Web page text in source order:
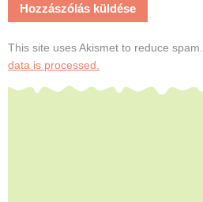
This site uses Akismet to reduce spam.
data is processed.